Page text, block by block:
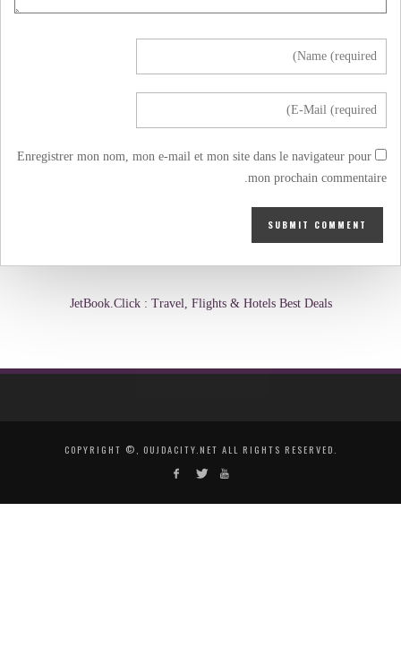
Enregistrer mon nom, mon e-mail et mon site dans le navigateur pour
mon prochain commentaire.
JetBook.Click : Travel, Flights & Hotels Best Deals
COPYRIGHT ©, OUJDACITY.NET ALL RIGHTS RESERVED.